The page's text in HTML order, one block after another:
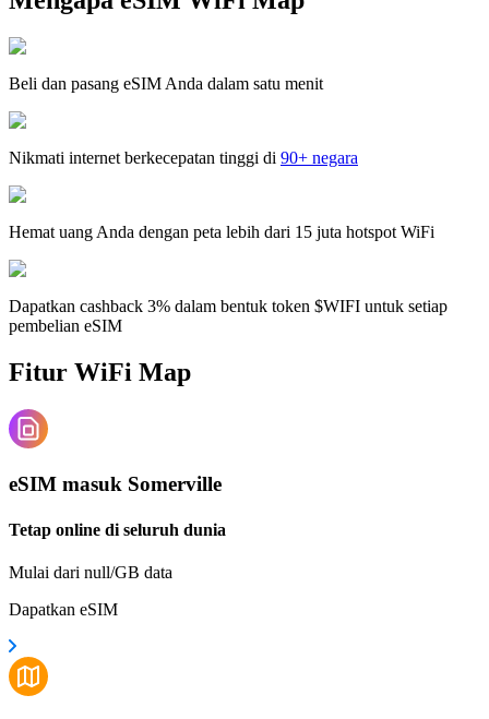
Beli dan pasang eSIM Anda dalam satu menit
Nikmati internet berkecepatan tinggi di 90+ negara
Hemat uang Anda dengan peta lebih dari 15 juta hotspot WiFi
Dapatkan cashback 3% dalam bentuk token $WIFI untuk setiap
pembelian eSIM
Fitur WiFi Map
eSIM masuk Somerville
Tetap online di seluruh dunia
Mulai dari null/GB data
Dapatkan eSIM